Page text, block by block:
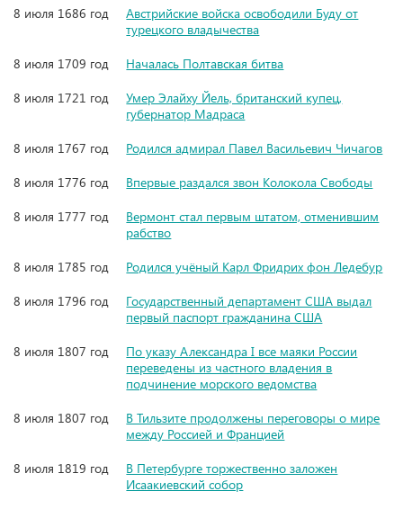
8 июля 1686 год
Австрийские войска освободили Буду от
турецкого владычества
8 июля 1709 год
Началась Полтавская битва
8 июля 1721 год
Умер Элайху Йель, британский купец,
губернатор Мадраса
8 июля 1767 год
Родился адмирал Павел Васильевич Чичагов
8 июля 1776 год
Впервые раздался звон Колокола Свободы
8 июля 1777 год
Вермонт стал первым штатом, отменившим
рабство
8 июля 1785 год
Родился учёный Карл Фридрих фон Ледебур
8 июля 1796 год
Государственный департамент США выдал
первый паспорт гражданина США
8 июля 1807 год
По указу Александра I все маяки России
переведены из частного владения в
подчинение морского ведомства
8 июля 1807 год
В Тильзите продолжены переговоры о мире
между Россией и Францией
8 июля 1819 год
В Петербурге торжественно заложен
Исаакиевский собор